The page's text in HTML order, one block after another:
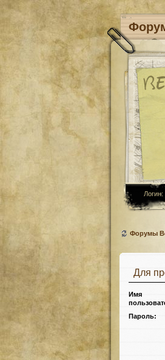
Логин:
Форумы
Для
Имя
Пароль: